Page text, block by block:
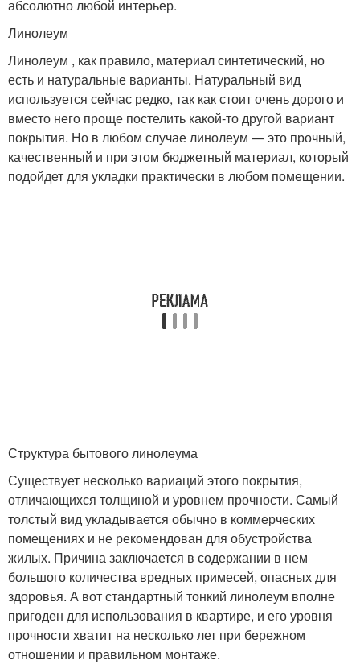
абсолютно любой интерьер.
Линолеум
Линолеум , как правило, материал синтетический, но
есть и натуральные варианты. Натуральный вид
используется сейчас редко, так как стоит очень дорого и
вместо него проще постелить какой-то другой вариант
покрытия. Но в любом случае линолеум — это прочный,
качественный и при этом бюджетный материал, который
подойдет для укладки практически в любом помещении.
Структура бытового линолеума
Существует несколько вариаций этого покрытия,
отличающихся толщиной и уровнем прочности. Самый
толстый вид укладывается обычно в коммерческих
помещениях и не рекомендован для обустройства
жилых. Причина заключается в содержании в нем
большого количества вредных примесей, опасных для
здоровья. А вот стандартный тонкий линолеум вполне
пригоден для использования в квартире, и его уровня
прочности хватит на несколько лет при бережном
отношении и правильном монтаже.